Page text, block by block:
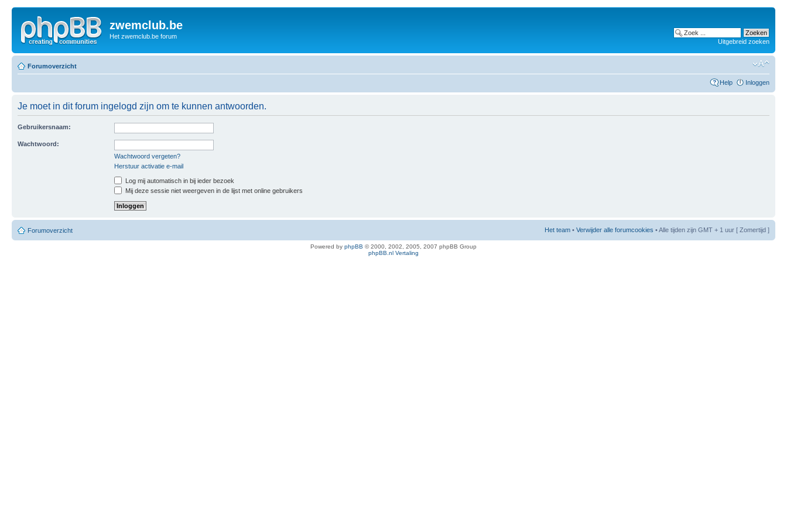
zwemclub.be
Het zwemclub.be forum
Uitgebreid zoeken
Forumoverzicht
Help Inloggen
Je moet in dit forum ingelogd zijn om te kunnen antwoorden.
Gebruikersnaam:
Wachtwoord:
Wachtwoord vergeten?
Herstuur activatie e-mail
Log mij automatisch in bij ieder bezoek
Mij deze sessie niet weergeven in de lijst met online gebruikers
Forumoverzicht Het team • Verwijder alle forumcookies • Alle tijden zijn GMT + 1 uur [ Zomertijd ]
Powered by phpBB © 2000, 2002, 2005, 2007 phpBB Group
phpBB.nl Vertaling